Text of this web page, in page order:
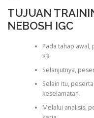
TUJUAN
NEBOSH IGC
Pada tahap
K3.
Selanjutnya,
Selain itu,
keselamatan.
Melalui analisis,